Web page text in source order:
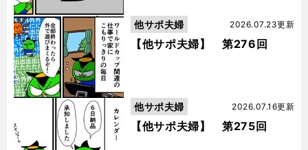
【他サポ夫婦】 第276回
2026.07.23更新
他サポ夫婦
【他サポ夫婦】 第275回
2026.07.16更新
他サポ夫婦